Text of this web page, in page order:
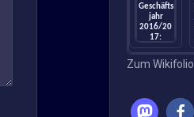
Geschäfts
jahr
2016/20
17:
Umsatz
steigt um
+165%,
+326%
Zum Wikifolio